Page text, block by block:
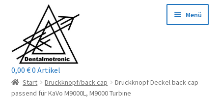
Navigation
springen
springen
Menü
Home
0,00 €0 Artikel
Start Druckknopf/back cap
Druckknopf Deckel back cap
passend für KaVo M9000L, M9000 Turbine